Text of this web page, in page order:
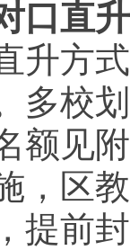
口直
升方
多校
额见
，区
提前